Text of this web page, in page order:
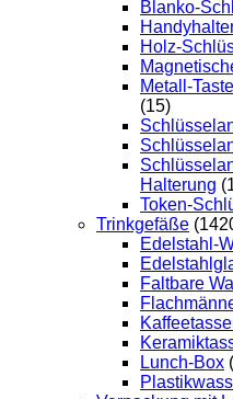
Blanko-
Holz-
Metall-
(15)
Halterung
Token-
Trinkgefäße
Edelstahl-
Faltbare
Lunch-Box